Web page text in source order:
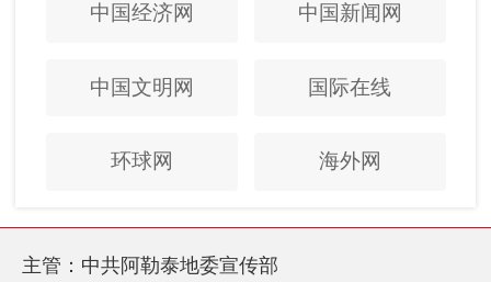
中国经济网 中国新闻网
中国文明网 国际在线
环球网 海外网
主管：中共阿勒泰地委宣传部